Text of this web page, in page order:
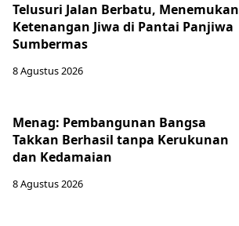
Telusuri Jalan Berbatu, Menemukan
Ketenangan Jiwa di Pantai Panjiwa
Sumbermas
8 Agustus 2026
Menag: Pembangunan Bangsa
Takkan Berhasil tanpa Kerukunan
dan Kedamaian
8 Agustus 2026